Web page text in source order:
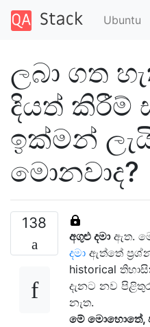
Ubuntu
ලබා ගත
දියත් කිරීම්
ඉක්මන්
මොනවාද?
138
අගුළු දමාඇත.
දමා ඇත්තේ
historical
දැනට නව
නැත.
මේ මොහොතේ,